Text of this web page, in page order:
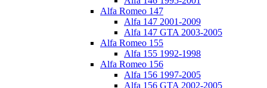
Alfa Romeo 147
Alfa 147 2001-2009
Alfa 147 GTA 2003-2005
Alfa Romeo 155
Alfa 155 1992-1998
Alfa Romeo 156
Alfa 156 1997-2005
Alfa 156 GTA 2002-2005